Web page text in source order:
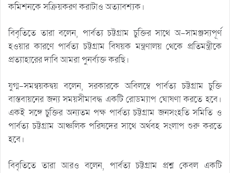
কমিশনকে সক্রিয়করণ করাটাও অত্যাবশ্যক।
বিবৃতিতে তারা বলেন, পার্বত্য চট্টগ্রাম চুক্তির সাথে অ-সামঞ্জস্যপূর্ণ
হওয়ার কারণে পার্বত্য চট্টগ্রাম বিষয়ক মন্ত্রণালয় থেকে প্রতিমন্ত্রীকে
প্রত্যাহারের দাবি আমরা পুনর্ব্যক্ত করছি।
যুগ্ম-সমন্বয়কদ্বয় বলেন, সরকারকে অবিলম্বে পার্বত্য চট্টগ্রাম চুক্তি
বাস্তবায়নের জন্য সময়সীমাবদ্ধ একটি রোডম্যাপ ঘোষণা করতে হবে।
একই সঙ্গে চুক্তির অন্যতম পক্ষ পার্বত্য চট্টগ্রাম জনসংহতি সমিতি ও
পার্বত্য চট্টগ্রাম আঞ্চলিক পরিষদের সাথে অর্থবহ সংলাপ শুরু করতে
হবে।
বিবৃতিতে তারা আরও বলেন, পার্বত্য চট্টগ্রাম প্রশ্ন কেবল একটি